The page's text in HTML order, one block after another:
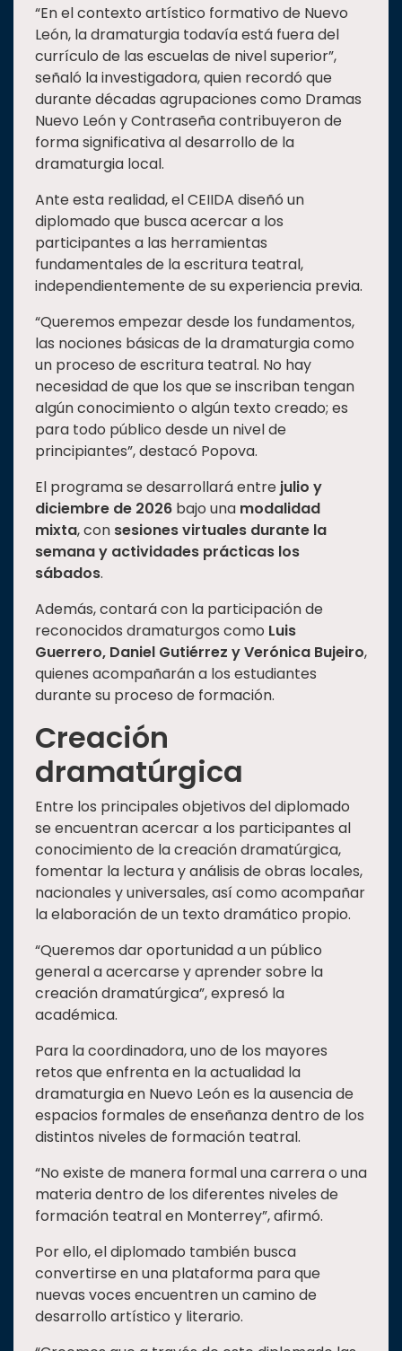
Nacional
“En el contexto artístico formativo de Nuevo
León, la dramaturgia todavía está fuera del
currículo de las escuelas de nivel superior”,
señaló la investigadora, quien recordó que
durante décadas agrupaciones como Dramas
Nuevo León y Contraseña contribuyeron de
forma significativa al desarrollo de la
dramaturgia local.
Ante esta realidad, el CEIIDA diseñó un
diplomado que busca acercar a los
participantes a las herramientas
fundamentales de la escritura teatral,
independientemente de su experiencia previa.
“Queremos empezar desde los fundamentos,
las nociones básicas de la dramaturgia como
un proceso de escritura teatral. No hay
necesidad de que los que se inscriban tengan
algún conocimiento o algún texto creado; es
para todo público desde un nivel de
principiantes”, destacó Popova.
El programa se desarrollará entre julio y
diciembre de 2026 bajo una modalidad
mixta, con sesiones virtuales durante la
semana y actividades prácticas los
sábados.
Además, contará con la participación de
reconocidos dramaturgos como Luis
Guerrero, Daniel Gutiérrez y Verónica Bujeiro,
quienes acompañarán a los estudiantes
durante su proceso de formación.
Creación
dramatúrgica
Entre los principales objetivos del diplomado
se encuentran acercar a los participantes al
conocimiento de la creación dramatúrgica,
fomentar la lectura y análisis de obras locales,
nacionales y universales, así como acompañar
la elaboración de un texto dramático propio.
“Queremos dar oportunidad a un público
general a acercarse y aprender sobre la
creación dramatúrgica”, expresó la
académica.
Para la coordinadora, uno de los mayores
retos que enfrenta en la actualidad la
dramaturgia en Nuevo León es la ausencia de
espacios formales de enseñanza dentro de los
distintos niveles de formación teatral.
“No existe de manera formal una carrera o una
materia dentro de los diferentes niveles de
formación teatral en Monterrey”, afirmó.
Por ello, el diplomado también busca
convertirse en una plataforma para que
nuevas voces encuentren un camino de
desarrollo artístico y literario.